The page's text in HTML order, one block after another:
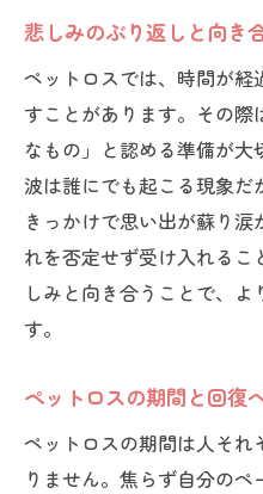
悲しみのぶり返しと向き
ペットロスでは、時間が
すことがあります。その
なもの」と認める準備が
波は誰にでも起こる現象
きっかけで思い出が蘇り
れを否定せず受け入れる
しみと向き合うことで、
す。
ペットロスの期間と回復
ペットロスの期間は人そ
りません。焦らず自分の